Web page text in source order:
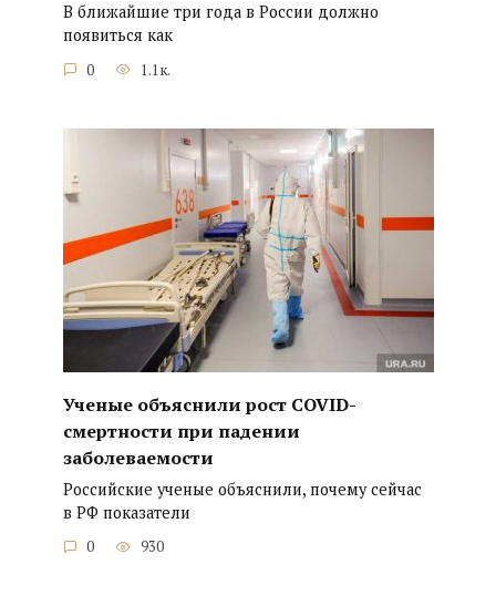
В ближайшие три года в России должно
появиться как
0 1.1к.
Ученые объяснили рост COVID-
смертности при падении
заболеваемости
Российские ученые объяснили, почему сейчас
в РФ показатели
0 930